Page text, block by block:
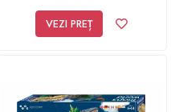
VEZI PREȚ